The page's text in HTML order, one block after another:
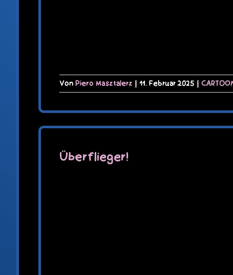
VonPiero Masztalerz | 11. Februar 2025 |
Überflieger!